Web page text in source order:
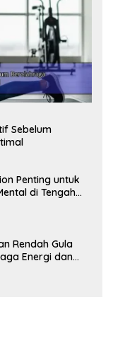
Sebelum
Penting untuk
di Tengah
Rendah Gula
Energi dan